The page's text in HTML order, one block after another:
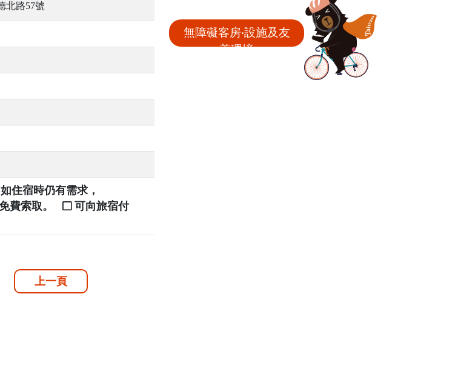
北路57號
住宿時仍有需求，
費索取。
可向旅宿付
無障礙客房‧設施及友
善環境
上一頁